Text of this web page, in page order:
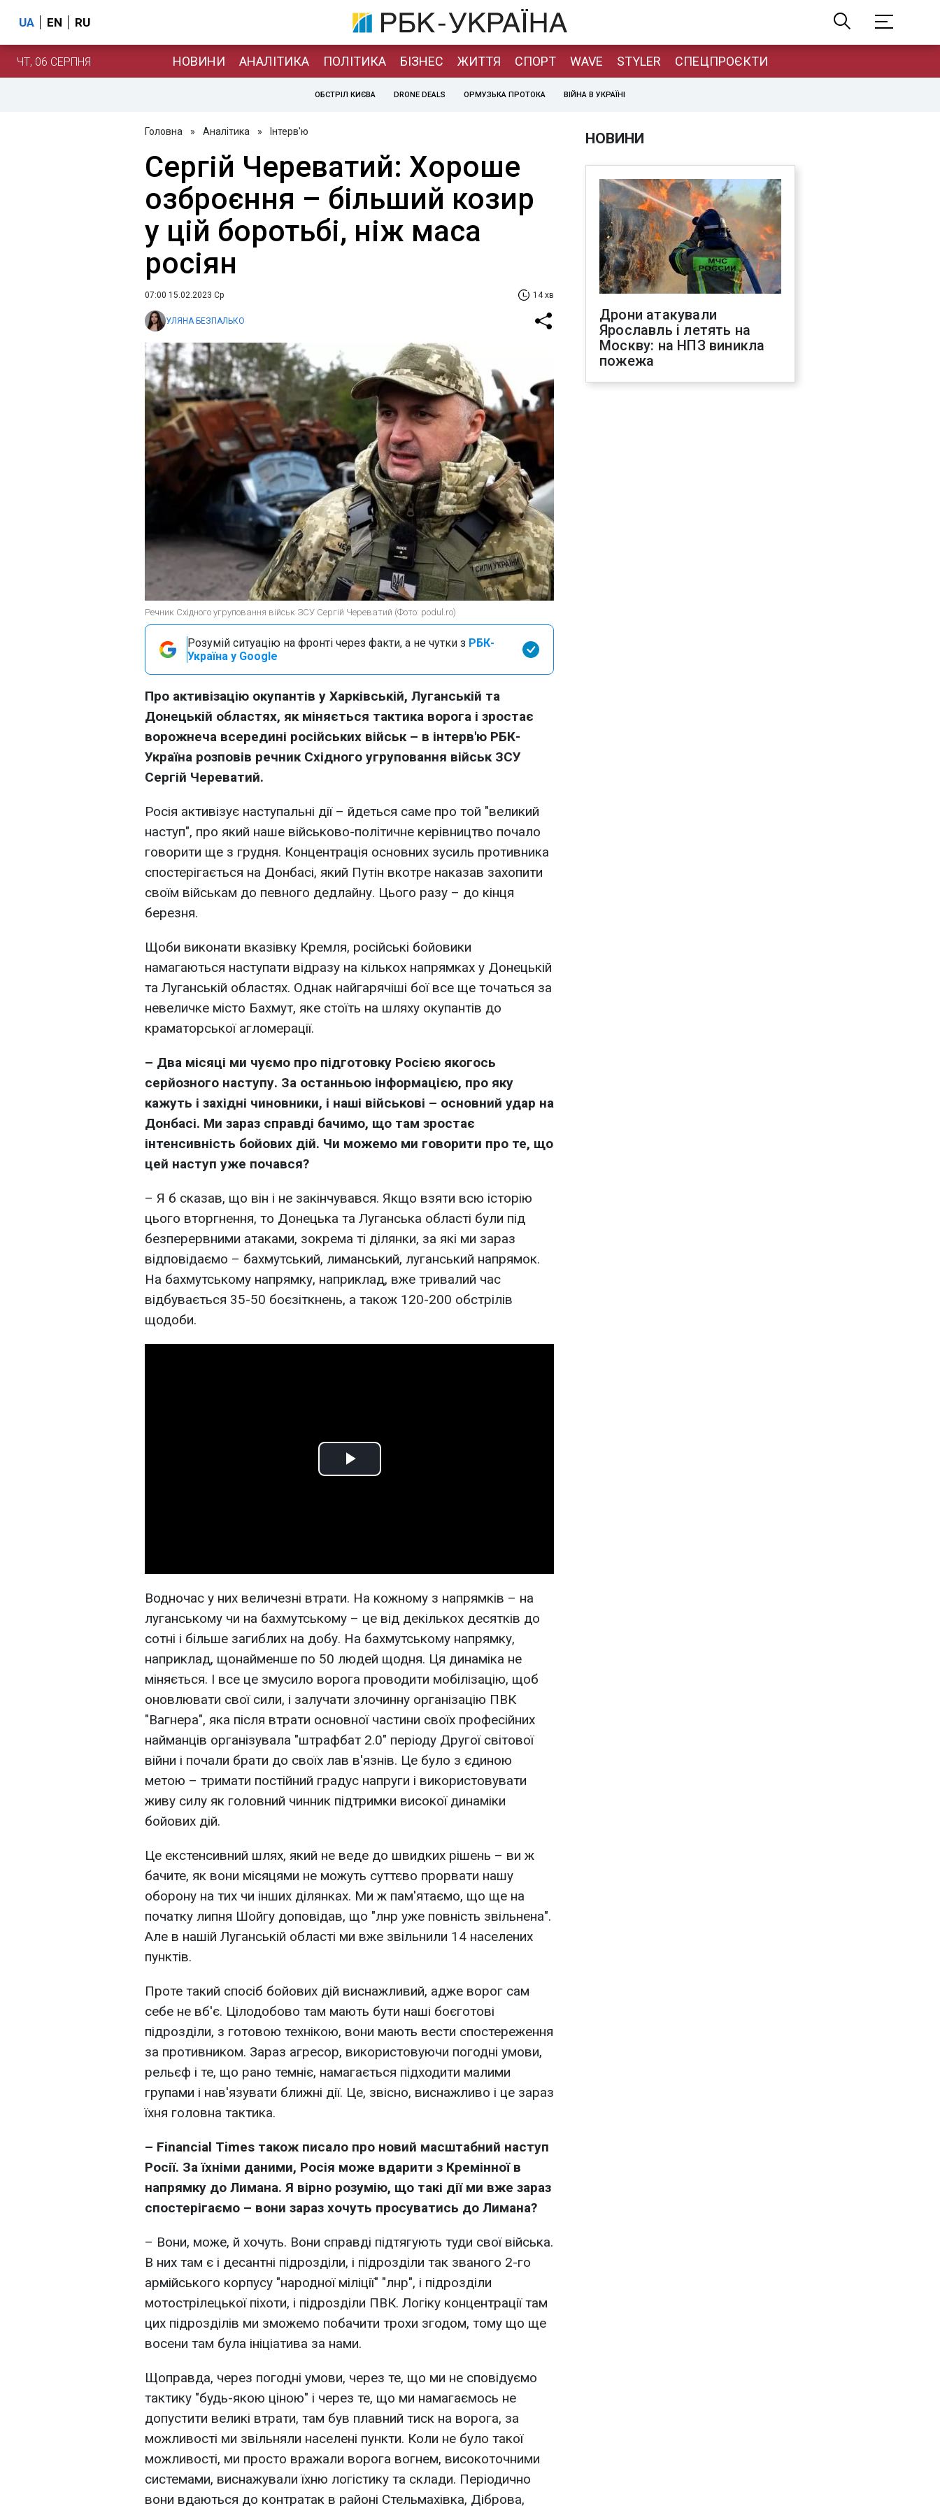
UA EN RU
ЧТ, 06 СЕРПНЯ НОВИНИ АНАЛІТИКА ПОЛІТИКА БІЗНЕС ЖИТТЯ СПОРТ WAVE STYLER СПЕЦПРОЄКТИ
ОБСТРІЛ КИЄВА DRONE DEALS ОРМУЗЬКА ПРОТОКА ВІЙНА В УКРАЇНІ
Головна » Аналітика » Інтерв'ю
Сергій Череватий: Хороше
озброєння – більший козир
у цій боротьбі, ніж маса
росіян
07:00 15.02.2023 Ср 14 хв
УЛЯНА БЕЗПАЛЬКО
Речник Східного угруповання військ ЗСУ Сергій Череватий (Фото: podul.ro)
Розумій ситуацію на фронті через факти, а не чутки з РБК-
Україна у Google
Про активізацію окупантів у Харківській, Луганській та
Донецькій областях, як міняється тактика ворога і зростає
ворожнеча всередині російських військ – в інтерв'ю РБК-
Україна розповів речник Східного угруповання військ ЗСУ
Сергій Череватий.
Росія активізує наступальні дії – йдеться саме про той "великий
наступ", про який наше військово-політичне керівництво почало
говорити ще з грудня. Концентрація основних зусиль противника
спостерігається на Донбасі, який Путін вкотре наказав захопити
своїм військам до певного дедлайну. Цього разу – до кінця
березня.
Щоби виконати вказівку Кремля, російські бойовики
намагаються наступати відразу на кількох напрямках у Донецькій
та Луганській областях. Однак найгарячіші бої все ще точаться за
невеличке місто Бахмут, яке стоїть на шляху окупантів до
краматорської агломерації.
– Два місяці ми чуємо про підготовку Росією якогось
серйозного наступу. За останньою інформацією, про яку
кажуть і західні чиновники, і наші військові – основний удар на
Донбасі. Ми зараз справді бачимо, що там зростає
інтенсивність бойових дій. Чи можемо ми говорити про те, що
цей наступ уже почався?
– Я б сказав, що він і не закінчувався. Якщо взяти всю історію
цього вторгнення, то Донецька та Луганська області були під
безперервними атаками, зокрема ті ділянки, за які ми зараз
відповідаємо – бахмутський, лиманський, луганський напрямок.
На бахмутському напрямку, наприклад, вже тривалий час
відбувається 35-50 боєзіткнень, а також 120-200 обстрілів
щодоби.
Play
Водночас у них величезні втрати. На кожному з напрямків – на
луганському чи на бахмутському – це від декількох десятків до
сотні і більше загиблих на добу. На бахмутському напрямку,
наприклад, щонайменше по 50 людей щодня. Ця динаміка не
міняється. І все це змусило ворога проводити мобілізацію, щоб
оновлювати свої сили, і залучати злочинну організацію ПВК
"Вагнера", яка після втрати основної частини своїх професійних
найманців організувала "штрафбат 2.0" періоду Другої світової
війни і почали брати до своїх лав в'язнів. Це було з єдиною
метою – тримати постійний градус напруги і використовувати
живу силу як головний чинник підтримки високої динаміки
бойових дій.
Це екстенсивний шлях, який не веде до швидких рішень – ви ж
бачите, як вони місяцями не можуть суттєво прорвати нашу
оборону на тих чи інших ділянках. Ми ж пам'ятаємо, що ще на
початку липня Шойгу доповідав, що "лнр уже повність звільнена".
Але в нашій Луганській області ми вже звільнили 14 населених
пунктів.
Проте такий спосіб бойових дій виснажливий, адже ворог сам
себе не вб'є. Цілодобово там мають бути наші боєготові
підрозділи, з готовою технікою, вони мають вести спостереження
за противником. Зараз агресор, використовуючи погодні умови,
рельєф і те, що рано темніє, намагається підходити малими
групами і нав'язувати ближні дії. Це, звісно, виснажливо і це зараз
їхня головна тактика.
– Financial Times також писало про новий масштабний наступ
Росії. За їхніми даними, Росія може вдарити з Кремінної в
напрямку до Лимана. Я вірно розумію, що такі дії ми вже зараз
спостерігаємо – вони зараз хочуть просуватись до Лимана?
– Вони, може, й хочуть. Вони справді підтягують туди свої війська.
В них там є і десантні підрозділи, і підрозділи так званого 2-го
армійського корпусу "народної міліції" "лнр", і підрозділи
мотострілецької піхоти, і підрозділи ПВК. Логіку концентрації там
цих підрозділів ми зможемо побачити трохи згодом, тому що ще
восени там була ініціатива за нами.
Щоправда, через погодні умови, через те, що ми не сповідуємо
тактику "будь-якою ціною" і через те, що ми намагаємось не
допустити великі втрати, там був плавний тиск на ворога, за
можливості ми звільняли населені пункти. Коли не було такої
можливості, ми просто вражали ворога вогнем, високоточними
системами, виснажували їхню логістику та склади. Періодично
вони вдаються до контратак в районі Стельмахівка, Діброва,
НОВИНИ
Дрони атакували
Ярославль і летять на
Москву: на НПЗ виникла
пожежа